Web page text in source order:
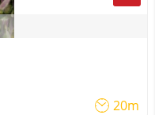
20m